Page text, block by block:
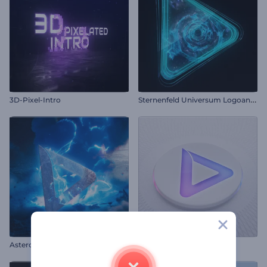
3D-Pixel-Intro S
ternenfeld Universum Logoanimation
Asteroid Crash Intro Drucktaste-Logo-Reveal